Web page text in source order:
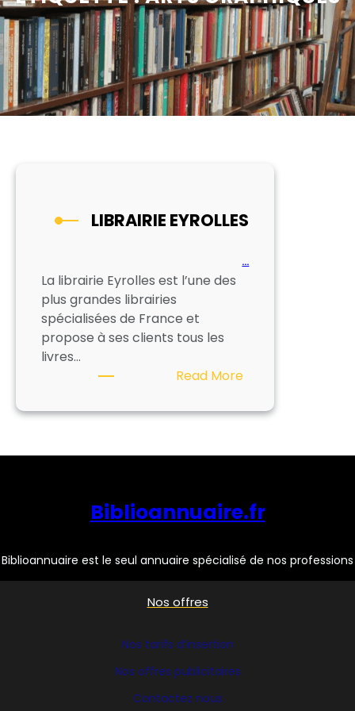
LIBRAIRIE EYROLLES
…
La librairie Eyrolles est l’une des
plus grandes librairies
spécialisées de France et
propose à ses clients tous les
livres…
Read More:
EYROLLES
Biblioannuaire.fr
Biblioannuaire est le seul annuaire spécialisé de nos professions
Nos offres
Nos tarifs d’insertion
Nos offres publicitaires
Contactez nous